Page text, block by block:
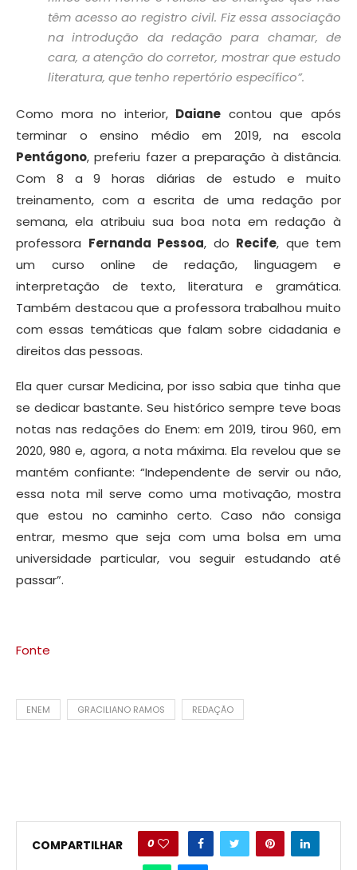
têm acesso ao registro civil. Fiz essa associação
na introdução da redação para chamar, de
cara, a atenção do corretor, mostrar que estudo
literatura, que tenho repertório específico”.
Como mora no interior, Daiane contou que após
terminar o ensino médio em 2019, na escola
Pentágono, preferiu fazer a preparação à distância.
Com 8 a 9 horas diárias de estudo e muito
treinamento, com a escrita de uma redação por
semana, ela atribuiu sua boa nota em redação à
professora Fernanda Pessoa, do Recife, que tem
um curso online de redação, linguagem e
interpretação de texto, literatura e gramática.
Também destacou que a professora trabalhou muito
com essas temáticas que falam sobre cidadania e
direitos das pessoas.
Ela quer cursar Medicina, por isso sabia que tinha que
se dedicar bastante. Seu histórico sempre teve boas
notas nas redações do Enem: em 2019, tirou 960, em
2020, 980 e, agora, a nota máxima. Ela revelou que se
mantém confiante: “Independente de servir ou não,
essa nota mil serve como uma motivação, mostra
que estou no caminho certo. Caso não consiga
entrar, mesmo que seja com uma bolsa em uma
universidade particular, vou seguir estudando até
passar”.
Fonte
ENEM GRACILIANO RAMOS REDAÇÃO
COMPARTILHAR 0